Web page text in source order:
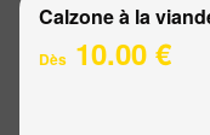
Calzone à la
Dès 10.00 €